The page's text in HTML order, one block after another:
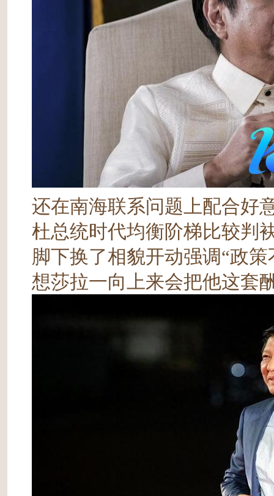
还在南海联系问题上配合好
杜总统时代均衡阶梯比较判
脚下换了相貌开动强调“政
想莎拉一向上来会把他这套